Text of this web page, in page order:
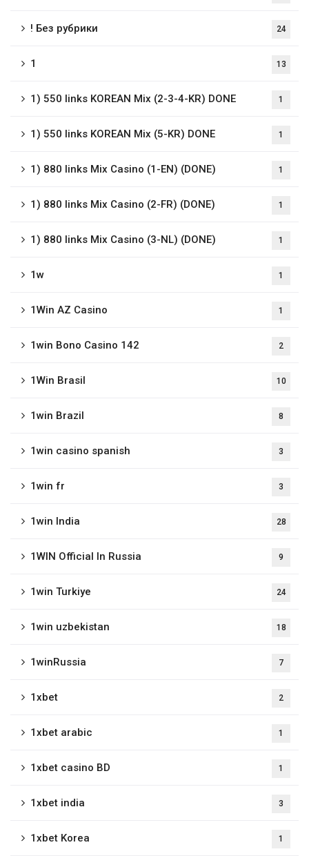
! Без рубрики 24
1 13
1) 550 links KOREAN Mix (2-3-4-KR) DONE 1
1) 550 links KOREAN Mix (5-KR) DONE 1
1) 880 links Mix Casino (1-EN) (DONE) 1
1) 880 links Mix Casino (2-FR) (DONE) 1
1) 880 links Mix Casino (3-NL) (DONE) 1
1w 1
1Win AZ Casino 1
1win Bono Casino 142 2
1Win Brasil 10
1win Brazil 8
1win casino spanish 3
1win fr 3
1win India 28
1WIN Official In Russia 9
1win Turkiye 24
1win uzbekistan 18
1winRussia 7
1xbet 2
1xbet arabic 1
1xbet casino BD 1
1xbet india 3
1xbet Korea 1